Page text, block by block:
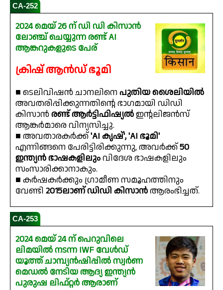
CA-252
2024 മെയ് 26 ന് ഡി ഡി കിസാൻ
ലോഞ്ച് ചെയ്യുന്ന രണ്ട് AI
ആങ്കറുകളുടെ പേര്
ക്രിഷ് ആൻഡ് ഭൂമി
■ ടെലിവിഷൻ ചാനലിനെപുതിയ ശൈലിയിൽ
അവതരിപ്പിക്കുന്നതിൻ്റെ ഭാഗമായി ഡിഡി
കിസാൻരണ്ട് ആർട്ടിഫിഷ്യൽഇൻ്റലിജൻസ്
ആങ്കർമാരെ വിന്യസിച്ചു.
■ അവതാരകർക്ക്'AI കൃഷ്', 'AI ഭൂമി'
എന്നിങ്ങനെ പേരിട്ടിരിക്കുന്നു, അവർക്ക്50
ഇന്ത്യൻ ഭാഷകളിലുംവിദേശ ഭാഷകളിലും
സംസാരിക്കാനാകും.
■ കർഷകർക്കും ഗ്രാമീണ സമൂഹത്തിനും
വേണ്ടി 2015ലാണ് ഡിഡി കിസാൻആരംഭിച്ചത്.
CA-253
2024 മെയ് 24 ന് പെറുവിലെ
ലിമയിൽ നടന്ന IWF വേൾഡ്
യൂത്ത് ചാമ്പ്യൻഷിപ്പിൽ സ്വർണ
മെഡൽ നേടിയ ആദ്യ ഇന്ത്യൻ
പുരുഷ ലിഫ്റ്റർ ആരാണ്